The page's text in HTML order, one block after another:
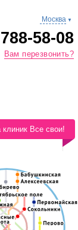
▼
Москва
788-58-08
Вам перезвонить?
Все свои!